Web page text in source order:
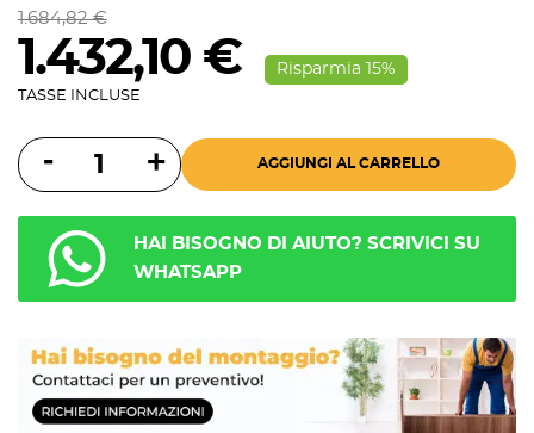
1.684,82 €
1.432,10 € Risparmia 15%
TASSE INCLUSE
AGGIUNGI AL CARRELLO
HAI BISOGNO DI AIUTO? SCRIVICI SU
WHATSAPP